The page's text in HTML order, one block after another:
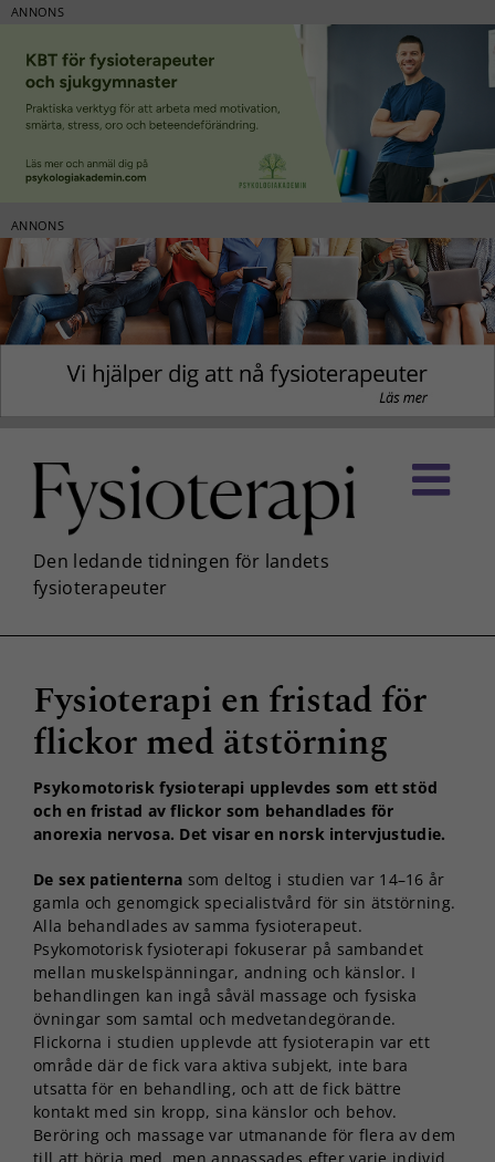
ANNONS
ANNONS
innehållet
Fysioterapi en fristad för
flickor med ätstörning
Psykomotorisk fysioterapi upplevdes som ett stöd
och en fristad av flickor som behandlades för
anorexia nervosa. Det visar en norsk intervjustudie.
De sex patienterna som deltog i studien var 14–16 år
gamla och genomgick specialistvård för sin ätstörning.
Alla behandlades av samma fysioterapeut.
Psykomotorisk fysioterapi fokuserar på sambandet
mellan muskelspänningar, andning och känslor. I
behandlingen kan ingå såväl massage och fysiska
övningar som samtal och medvetandegörande.
Flickorna i studien upplevde att fysioterapin var ett
område där de fick vara aktiva subjekt, inte bara
utsatta för en behandling, och att de fick bättre
kontakt med sin kropp, sina känslor och behov.
Beröring och massage var utmanande för flera av dem